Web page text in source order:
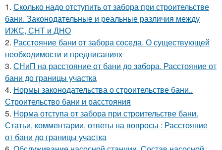
1. Сколько надо отступить от забора при строительстве
бани. Законодательные и реальные различия между
ИЖС, СНТ и ДНО
2. Расстояние бани от забора соседа. О существующей
необходимости и предписаниях
3. СНиП на расстояние от бани до забора. Расстояние от
бани до границы участка
4. Нормы законодательства о строительстве бани..
Строительство бани и расстояния
5. Норма отступа от забора при строительстве бани.
Статьи, комментарии, ответы на вопросы : Расстояние
от бани до границы участка